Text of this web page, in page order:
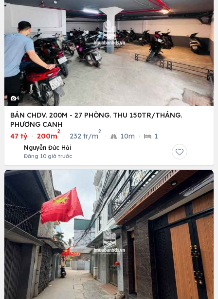
4
BÁN CHDV. 200M - 27 PHÒNG. THU 150TR/THÁNG.
PHƯƠNG CANH
47 tỷ · 200m
2
· 232 tr/m
2
· 10m · 1
Nguyễn Đức Hải
Đăng 10 giờ trước